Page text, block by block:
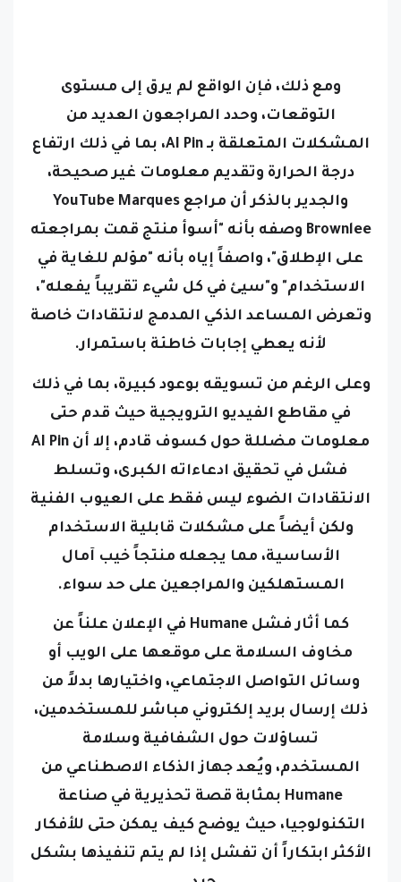
ومع ذلك، فإن الواقع لم يرق إلى مستوى
التوقعات، وحدد المراجعون العديد من
المشكلات المتعلقة بـ AI Pin، بما في ذلك ارتفاع
درجة الحرارة وتقديم معلومات غير صحيحة،
والجدير بالذكر أن مراجع YouTube Marques
Brownlee وصفه بأنه "أسوأ منتج قمت بمراجعته
على الإطلاق"، واصفاً إياه بأنه "مؤلم للغاية في
الاستخدام" و"سيئ في كل شيء تقريباً يفعله"،
وتعرض المساعد الذكي المدمج لانتقادات خاصة
لأنه يعطي إجابات خاطئة باستمرار.
وعلى الرغم من تسويقه بوعود كبيرة، بما في ذلك
في مقاطع الفيديو الترويجية حيث قدم حتى
معلومات مضللة حول كسوف قادم، إلا أن AI Pin
فشل في تحقيق ادعاءاته الكبرى، وتسلط
الانتقادات الضوء ليس فقط على العيوب الفنية
ولكن أيضاً على مشكلات قابلية الاستخدام
الأساسية، مما يجعله منتجاً خيب آمال
المستهلكين والمراجعين على حد سواء.
كما أثار فشل Humane في الإعلان علناً عن
مخاوف السلامة على موقعها على الويب أو
وسائل التواصل الاجتماعي، واختيارها بدلاً من
ذلك إرسال بريد إلكتروني مباشر للمستخدمين،
تساؤلات حول الشفافية وسلامة
المستخدم، ويُعد جهاز الذكاء الاصطناعي من
Humane بمثابة قصة تحذيرية في صناعة
التكنولوجيا، حيث يوضح كيف يمكن حتى للأفكار
الأكثر ابتكاراً أن تفشل إذا لم يتم تنفيذها بشكل